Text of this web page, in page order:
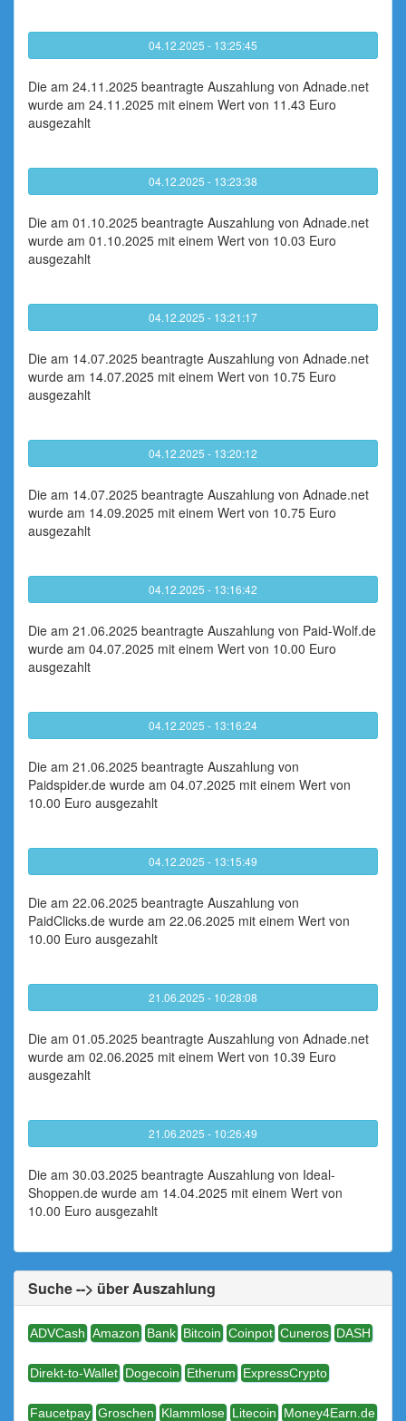
04.12.2025 - 13:25:45
Die am 24.11.2025 beantragte Auszahlung von Adnade.net
wurde am 24.11.2025 mit einem Wert von 11.43 Euro
ausgezahlt
04.12.2025 - 13:23:38
Die am 01.10.2025 beantragte Auszahlung von Adnade.net
wurde am 01.10.2025 mit einem Wert von 10.03 Euro
ausgezahlt
04.12.2025 - 13:21:17
Die am 14.07.2025 beantragte Auszahlung von Adnade.net
wurde am 14.07.2025 mit einem Wert von 10.75 Euro
ausgezahlt
04.12.2025 - 13:20:12
Die am 14.07.2025 beantragte Auszahlung von Adnade.net
wurde am 14.09.2025 mit einem Wert von 10.75 Euro
ausgezahlt
04.12.2025 - 13:16:42
Die am 21.06.2025 beantragte Auszahlung von Paid-Wolf.de
wurde am 04.07.2025 mit einem Wert von 10.00 Euro
ausgezahlt
04.12.2025 - 13:16:24
Die am 21.06.2025 beantragte Auszahlung von
Paidspider.de wurde am 04.07.2025 mit einem Wert von
10.00 Euro ausgezahlt
04.12.2025 - 13:15:49
Die am 22.06.2025 beantragte Auszahlung von
PaidClicks.de wurde am 22.06.2025 mit einem Wert von
10.00 Euro ausgezahlt
21.06.2025 - 10:28:08
Die am 01.05.2025 beantragte Auszahlung von Adnade.net
wurde am 02.06.2025 mit einem Wert von 10.39 Euro
ausgezahlt
21.06.2025 - 10:26:49
Die am 30.03.2025 beantragte Auszahlung von Ideal-
Shoppen.de wurde am 14.04.2025 mit einem Wert von
10.00 Euro ausgezahlt
Suche --> über Auszahlung
ADVCash Amazon Bank Bitcoin Coinpot Cuneros DASH
Direkt-to-Wallet Dogecoin Etherum ExpressCrypto
Faucetpay Groschen Klammlose Litecoin Money4Earn.de